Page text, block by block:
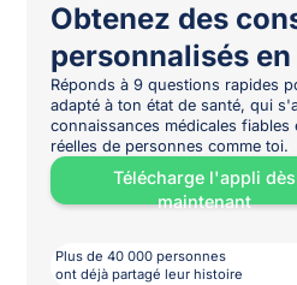
Obtenez des
personnalisés
Réponds à 9 questions rapides
adapté à ton état de santé, qui
connaissances médicales fiables
réelles de personnes comme toi.
Télécharge l'appli dès
maintenant
Plus de 40 000 personnes
ont déjà partagé leur histoire